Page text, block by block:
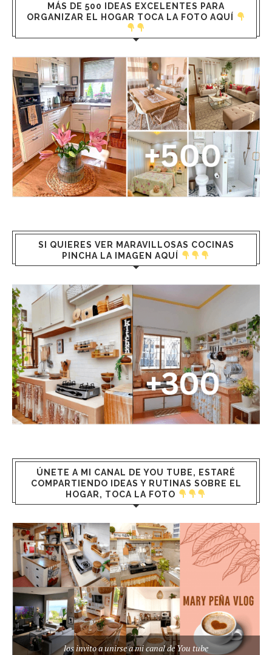
MÁS DE 500 IDEAS EXCELENTES PARA
ORGANIZAR EL HOGAR TOCA LA FOTO AQUÍ
SI QUIERES VER MARAVILLOSAS COCINAS
PINCHA LA IMAGEN AQUÍ
ÚNETE A MI CANAL DE YOU TUBE, ESTARÉ
COMPARTIENDO IDEAS Y RUTINAS SOBRE EL
HOGAR, TOCA LA FOTO
los invito a unirse a mi canal de You tube